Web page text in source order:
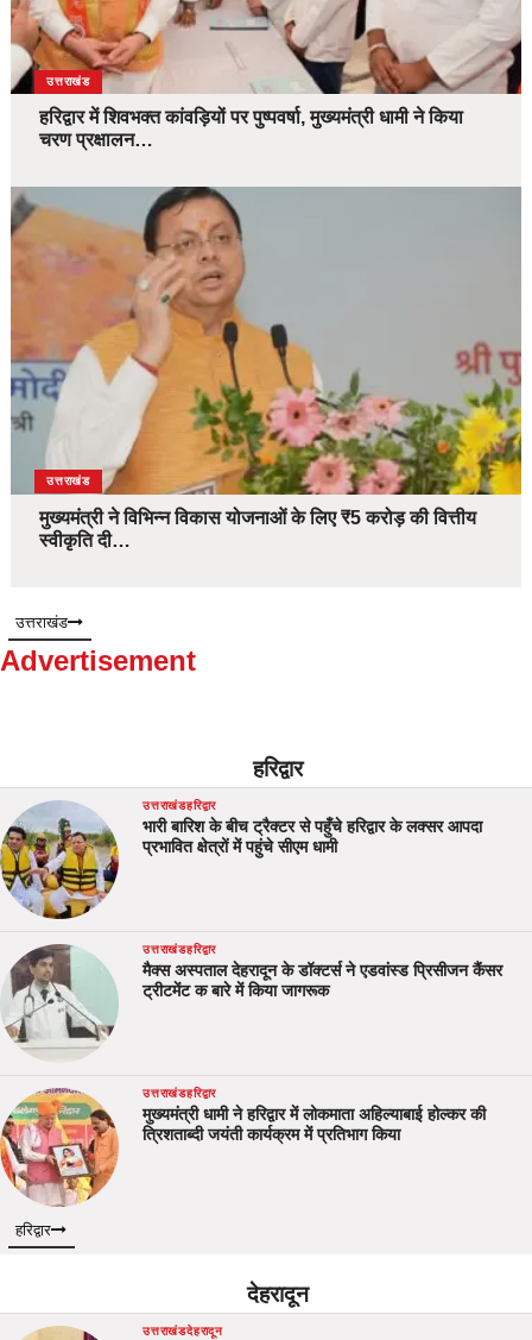
उत्तराखंड
हरिद्वार में शिवभक्त कांवड़ियों पर पुष्पवर्षा, मुख्यमंत्री धामी ने किया
चरण प्रक्षालन…
उत्तराखंड
मुख्यमंत्री ने विभिन्न विकास योजनाओं के लिए ₹5 करोड़ की वित्तीय
स्वीकृति दी…
उत्तराखंड
Advertisement
हरिद्वार
उत्तराखंडहरिद्वार
भारी बारिश के बीच ट्रैक्टर से पहुँचे हरिद्वार के लक्सर आपदा
प्रभावित क्षेत्रों में पहुंचे सीएम धामी
उत्तराखंडहरिद्वार
मैक्स अस्पताल देहरादून के डॉक्टर्स ने एडवांस्ड प्रिसीजन कैंसर
ट्रीटमेंट क बारे में किया जागरूक
उत्तराखंडहरिद्वार
मुख्यमंत्री धामी ने हरिद्वार में लोकमाता अहिल्याबाई होल्कर की
त्रिशताब्दी जयंती कार्यक्रम में प्रतिभाग किया
हरिद्वार
देहरादून
उत्तराखंडदेहरादून